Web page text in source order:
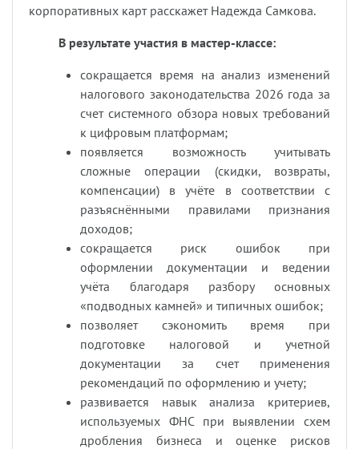
корпоративных карт расcкажет Надежда Самкова.
В результате участия в мастер-классе:
сокращается время на анализ изменений
налогового законодательства 2026 года за
счет системного обзора новых требований
к цифровым платформам;
появляется возможность учитывать
сложные операции (скидки, возвраты,
компенсации) в учёте в соответствии с
разъяснёнными правилами признания
доходов;
сокращается риск ошибок при
оформлении документации и ведении
учёта благодаря разбору основных
«подводных камней» и типичных ошибок;
позволяет сэкономить время при
подготовке налоговой и учетной
документации за счет применения
рекомендаций по оформлению и учету;
развивается навык анализа критериев,
используемых ФНС при выявлении схем
дробления бизнеса и оценке рисков